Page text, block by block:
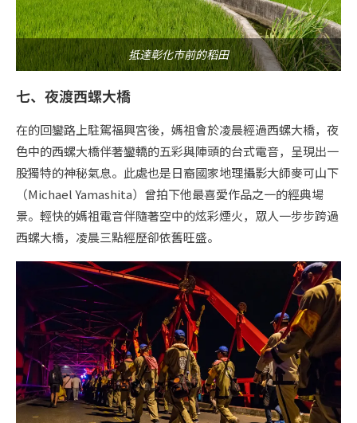
抵達彰化市前的稻田
七、夜渡西螺大橋
在的回鑾路上駐駕福興宮後，媽祖會於凌晨經過西螺大橋，夜
色中的西螺大橋伴著鑾轎的五彩與陣頭的台式電音，呈現出一
股獨特的神秘氣息。此處也是日裔國家地理攝影大師麥可山下
（Michael Yamashita）曾拍下他最喜愛作品之一的經典場
景。輕快的媽祖電音伴隨著空中的炫彩煙火，眾人一步步跨過
西螺大橋，凌晨三點經歷卻依舊旺盛。